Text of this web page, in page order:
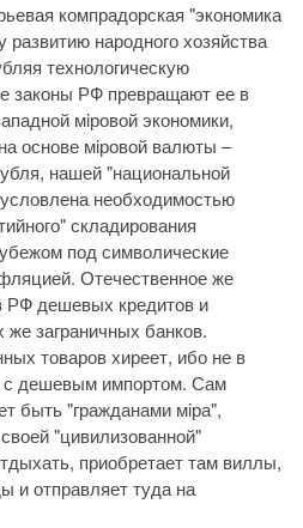
компрадорская "экономика
народного хозяйства
технологическую
законы РФ превращают ее в
мiровой экономики,
основе мiровой валюты ‒
нашей "национальной
необходимостью
складирования
под символические
Отечественное же
РФ дешевых кредитов и
заграничных банков.
товаров хиреет, ибо не в
с дешевым импортом. Сам
быть "гражданами мiра",
"цивилизованной"
приобретает там виллы,
и отправляет туда на